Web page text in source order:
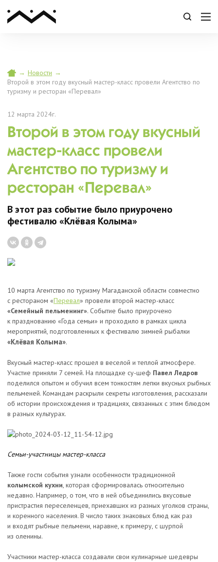
→ Новости →
Второй в этом году вкусный мастер-класс провели Агентство по
туризму и ресторан «Перевал»
12 марта 2024г.
Второй в этом году вкусный
мастер-класс провели
Агентство по туризму и
ресторан «Перевал»
В этот раз событие было приурочено
фестивалю «Клёвая Колыма»
10 марта Агентство по туризму Магаданской области совместно
с рестораном «Перевал» провели второй мастер-класс
«Семейный пельменинг». Событие было приурочено
к празднованию «Года семьи» и проходило в рамках цикла
мероприятий, подготовленных к фестивалю зимней рыбалки
«Клёвая Колыма».
Вкусный мастер-класс прошел в веселой и теплой атмосфере.
Участие приняли 7 семей. На площадке су-шеф Павел Ледров
поделился опытом и обучил всем тонкостям лепки вкусных рыбных
пельменей. Командам раскрыли секреты изготовления, рассказали
об истории происхождения и традициях, связанных с этим блюдом
в разных культурах.
Семьи-участницы мастер-класса
Также гости события узнали особенности традиционной
колымской кухни, которая сформировалась относительно
недавно. Например, о том, что в ней объединились вкусовые
пристрастия переселенцев, приехавших из разных уголков страны,
и коренного населения. В число таких знаковых блюд как раз
и входят рыбные пельмени, наравне, к примеру, с шурпой
из оленины.
Участники мастер-класса создавали свои кулинарные шедевры